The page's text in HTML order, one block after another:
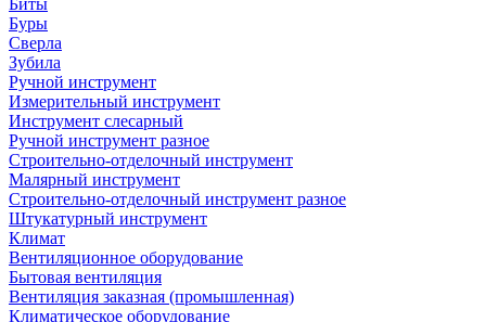
Биты
Буры
Сверла
Зубила
Ручной инструмент
Измерительный инструмент
Инструмент слесарный
Ручной инструмент разное
Строительно-отделочный инструмент
Малярный инструмент
Строительно-отделочный инструмент разное
Штукатурный инструмент
Климат
Вентиляционное оборудование
Бытовая вентиляция
Вентиляция заказная (промышленная)
Климатическое оборудование